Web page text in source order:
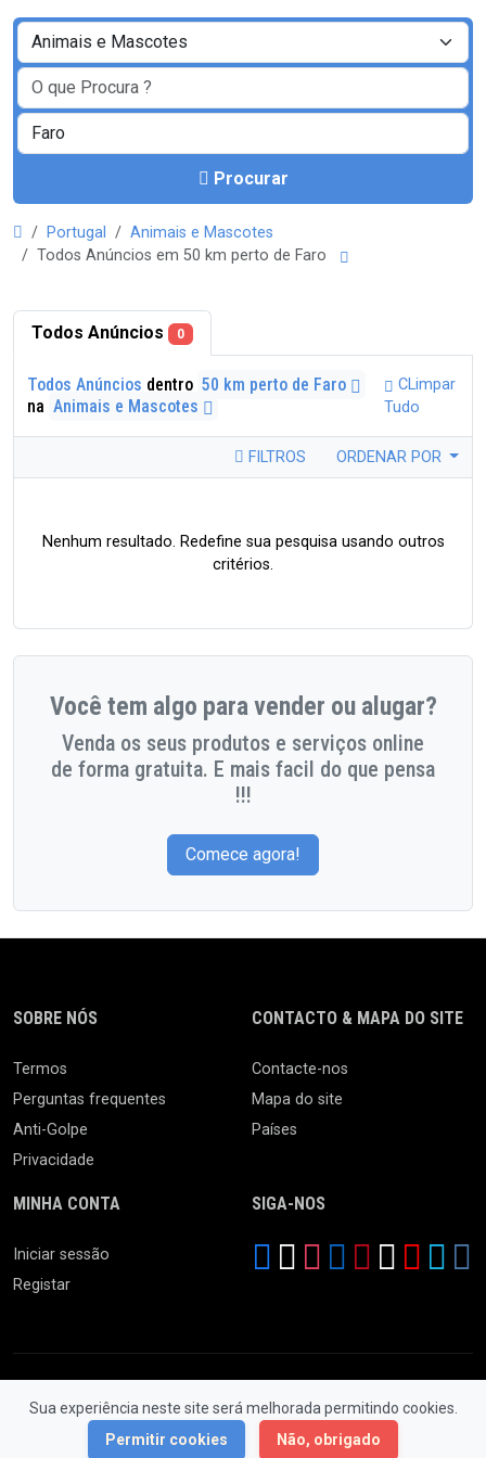
Procurar
Portugal
Animais e Mascotes
Todos Anúncios em 50 km perto de Faro
Todos Anúncios 0
Todos Anúncios dentro 50 km perto de Faro
na Animais e Mascotes
CLimpar
Tudo
FILTROS ORDENAR POR
Nenhum resultado. Redefine sua pesquisa usando outros
critérios.
Você tem algo para vender ou alugar?
Venda os seus produtos e serviços online
de forma gratuita. E mais facil do que pensa
!!!
Comece agora!
Sua experiência neste site será melhorada permitindo cookies.
Permitir cookies
Não, obrigado
SOBRE NÓS
Termos
Perguntas frequentes
Anti-Golpe
Privacidade
CONTACTO & MAPA DO SITE
Contacte-nos
Mapa do site
Países
MINHA CONTA
Iniciar sessão
Registar
SIGA-NOS
© 2026 Feira da Ladra. Todos os Direitos Reservados.